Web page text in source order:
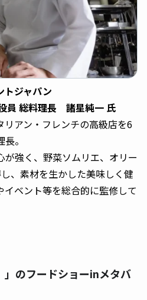
トジャパン
員 総料理長 諸星純一 氏
リアン・フレンチの高級店を6
。
強く、野菜ソムリエ、オリー
、素材を生かした美味しく健
ベント等を総合的に監修して
」のフードショーinメタバ